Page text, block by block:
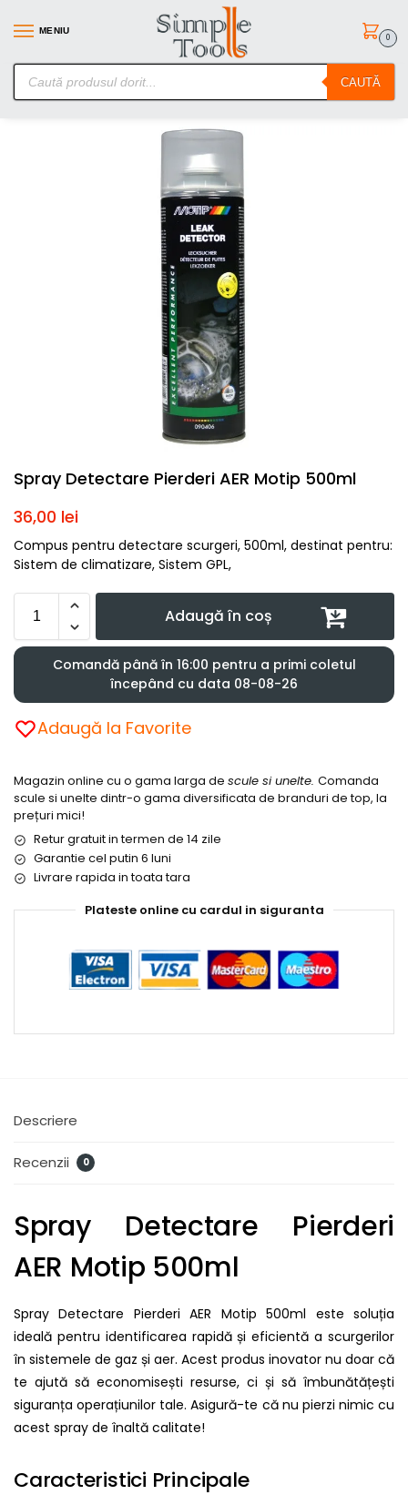
MENIU
CAUTĂ
0
SimpleTools.ro – Gasesti orice – Comanzi simplu
Prima pagină
Spray-uri tehnice Spray Detectare Pierderi AER Motip 500ml
Spray Detectare Pierderi AER Motip 500ml
36,00 lei
Compus pentru detectare scurgeri, 500ml, destinat pentru:
Sistem de climatizare, Sistem GPL,
Adaugă în coș
Comandă până în 16:00 pentru a primi coletul
începând cu data 08-08-26
Adaugă la Favorite
Magazin online cu o gama larga de scule si unelte. Comanda
scule si unelte dintr-o gama diversificata de branduri de top, la
prețuri mici!
Retur gratuit in termen de 14 zile
Garantie cel putin 6 luni
Livrare rapida in toata tara
Plateste online cu cardul in siguranta
Descriere
Recenzii 0
Spray Detectare Pierderi
AER Motip 500ml
Spray Detectare Pierderi AER Motip 500ml este soluția
ideală pentru identificarea rapidă și eficientă a scurgerilor
în sistemele de gaz și aer. Acest produs inovator nu doar că
te ajută să economisești resurse, ci și să îmbunătățești
siguranța operațiunilor tale. Asigură-te că nu pierzi nimic cu
acest spray de înaltă calitate!
Caracteristici Principale